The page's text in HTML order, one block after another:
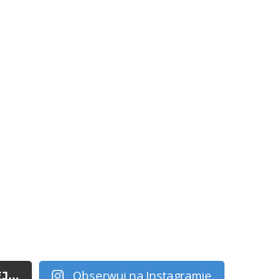
Obserwuj na Instagramie